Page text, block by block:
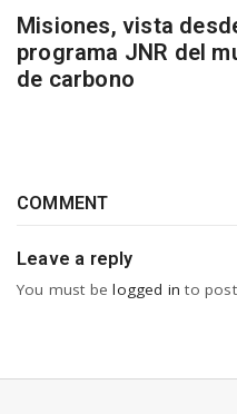
Misiones, vista
programa JNR del
de carbono
COMMENT
Leave a reply
You must belogged in to